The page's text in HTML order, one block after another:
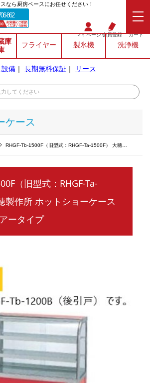
なら厨房ベースにお任せください！
862
マイページ会員登録 カート
庫
フライヤー 製氷機 洗浄機
設備 ｜ 長期無料保証 ｜ リース
ケース
RHGF-Tb-1500F（旧型式：RHGF-Ta-1500F） 大穂製作所 ホットショーケース 前引戸 フロアータイプ
（旧型式：RHGF-Ta-
製作所 ホットショーケース
ータイプ